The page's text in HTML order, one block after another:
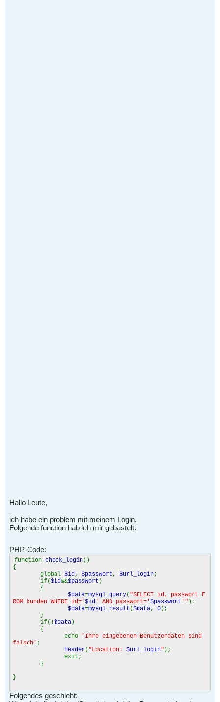
Hallo Leute,
ich habe ein problem mit meinem Login.
Folgende function hab ich mir gebastelt:
PHP-Code:
function check_login()
{
global $id , $passwort , $url_login;
if($id&&$passwort )
{
$data=mysql_query( "SELECT id, passwort F
ROM kunden WHERE id='$id ' AND passwort='$passwort '" );
$data=mysql_result ($data, 0);
}
if(!$data)
{
echo
'Ihre eingebenen Benutzerdaten sind
falsch' ;
header( "Location: $url_login" );
exit;
}
}
Folgendes geschieht: